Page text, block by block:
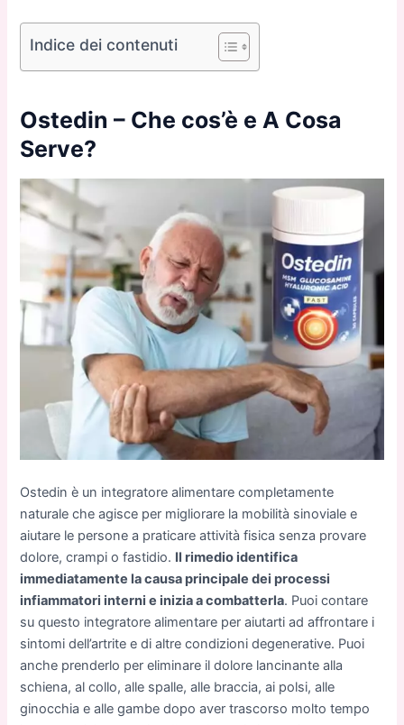
Indice dei contenuti
Ostedin – Che cos’è e A Cosa
Serve?
Ostedin è un integratore alimentare completamente
naturale che agisce per migliorare la mobilità sinoviale e
aiutare le persone a praticare attività fisica senza provare
dolore, crampi o fastidio. Il rimedio identifica
immediatamente la causa principale dei processi
infiammatori interni e inizia a combatterla. Puoi contare
su questo integratore alimentare per aiutarti ad affrontare i
sintomi dell’artrite e di altre condizioni degenerative. Puoi
anche prenderlo per eliminare il dolore lancinante alla
schiena, al collo, alle spalle, alle braccia, ai polsi, alle
ginocchia e alle gambe dopo aver trascorso molto tempo